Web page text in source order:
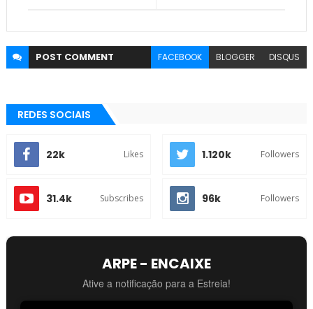
POST COMMENT FACEBOOK BLOGGER DISQUS
REDES SOCIAIS
22k Likes 1.120k Followers
31.4k Subscribes 96k Followers
ARPE - ENCAIXE
Ative a notificação para a Estreia!